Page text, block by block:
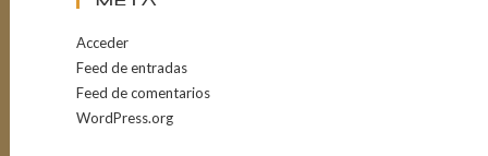
Acceder
Feed de entradas
Feed de comentarios
WordPress.org